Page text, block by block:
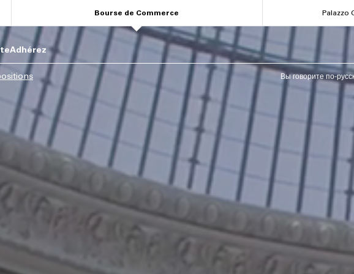
Bourse de Commerce Palazzo
Adhérez
العربية